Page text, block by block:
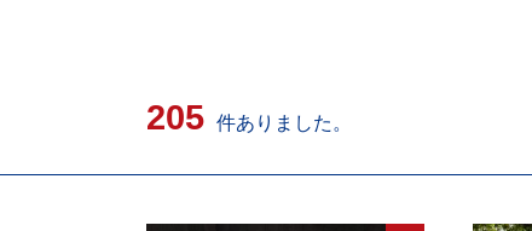
205 件ありました。